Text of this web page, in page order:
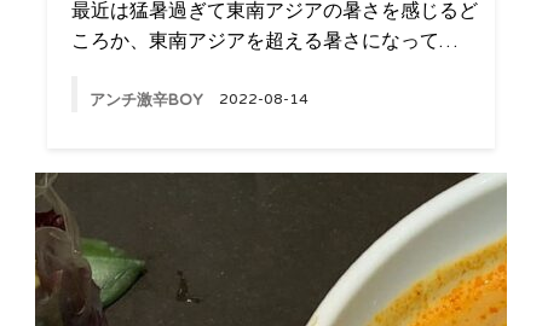
最近は猛暑過ぎて東南アジアの暑さを感じるど
ころか、東南アジアを超える暑さになって…
アンチ激辛BOY 2022-08-14